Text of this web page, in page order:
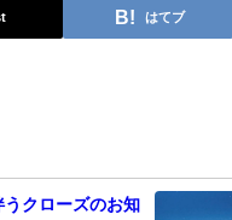
はてブ
クローズのお知